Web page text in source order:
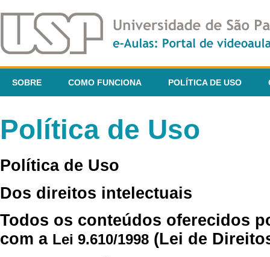
SOBRE COMO FUNCIONA POLÍTICA DE USO
Política de Uso
Política de Uso
Dos direitos intelectuais
Todos os conteúdos oferecidos
com a Lei 9.610/1998 (Lei de